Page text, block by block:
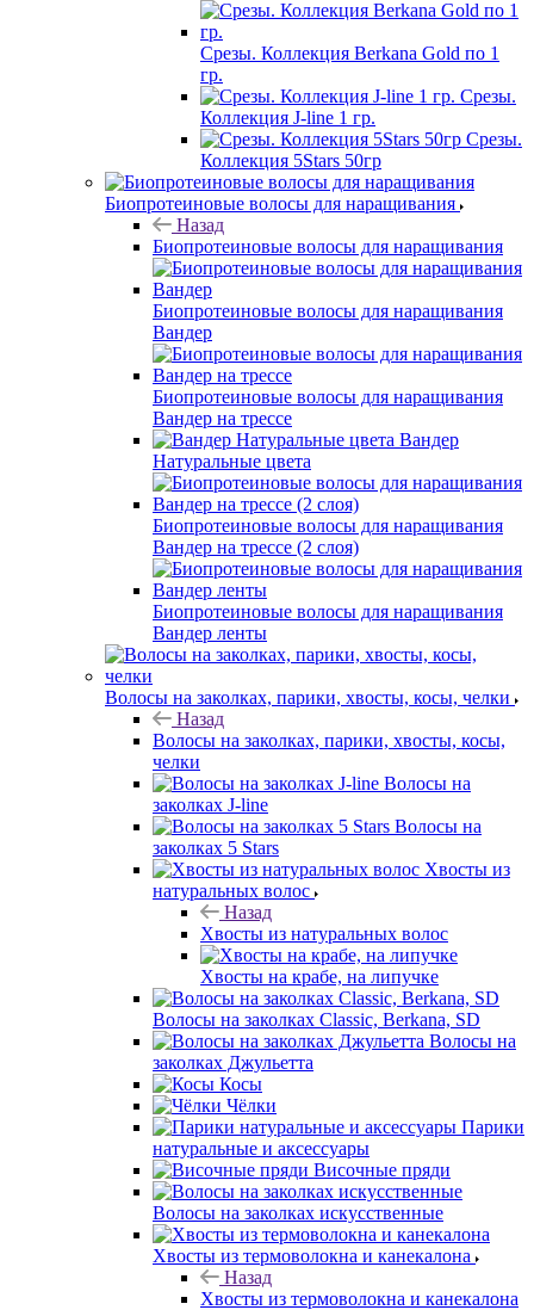
Срезы. Коллекция Berkana Gold по 1
гр.
Срезы.
Коллекция J-line 1 гр.
Срезы.
Коллекция 5Stars 50гр
Биопротеиновые волосы для наращивания
Назад
Биопротеиновые волосы для наращивания
Биопротеиновые волосы для наращивания
Вандер
Биопротеиновые волосы для наращивания
Вандер на трессе
Вандер
Натуральные цвета
Биопротеиновые волосы для наращивания
Вандер на трессе (2 слоя)
Биопротеиновые волосы для наращивания
Вандер ленты
Волосы на заколках, парики, хвосты, косы, челки
Назад
Волосы на заколках, парики, хвосты, косы,
челки
Волосы на
заколках J-line
Волосы на
заколках 5 Stars
Хвосты из
натуральных волос
Назад
Хвосты из натуральных волос
Хвосты на крабе, на липучке
Волосы на заколках Classic, Berkana, SD
Волосы на
заколках Джульетта
Косы
Чёлки
Парики
натуральные и аксессуары
Височные пряди
Волосы на заколках искусственные
Хвосты из термоволокна и канекалона
Назад
Хвосты из термоволокна и канекалона